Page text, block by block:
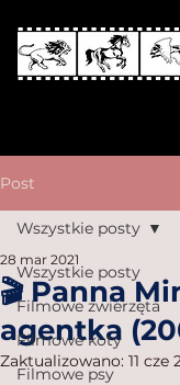
Post
Wszystkie posty
Filmowe zwierzęta
Filmowe koty
Filmowe psy
Wszystkie posty
🎬 Panna
agentka
28 mar 2021
Zaktualizowano: 11 cze